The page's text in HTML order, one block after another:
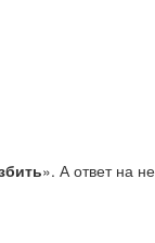
». А ответ на